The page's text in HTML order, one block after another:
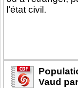
l’état civil.
Vaud